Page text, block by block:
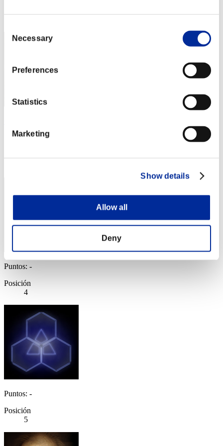
Selection
Necessary
Preferences
Statistics
Marketing
Show details
Allow all
Deny
Puntos:Lv:1/03'45"27
Posición
Puntos: -
Posición
4
Puntos: -
Posición
5